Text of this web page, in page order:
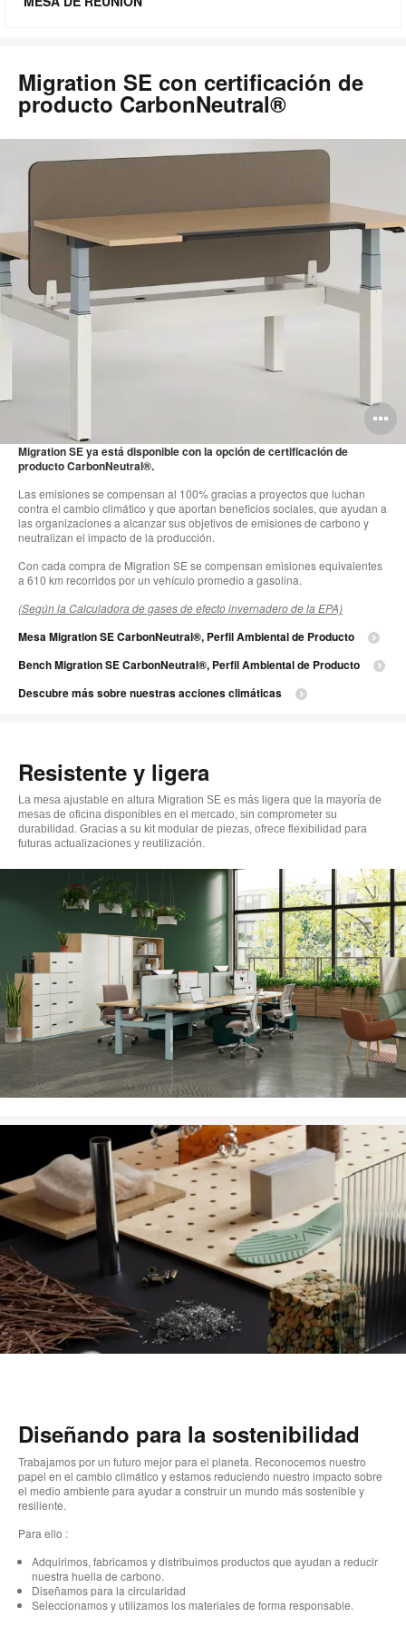
Migration SE con certificación de
producto CarbonNeutral®
Migration SE ya está disponible con la opción de certificación de
producto CarbonNeutral®.
Las emisiones se compensan al 100% gracias a proyectos que luchan
contra el cambio climático y que aportan beneficios sociales, que ayudan a
las organizaciones a alcanzar sus objetivos de emisiones de carbono y
neutralizan el impacto de la producción.
Con cada compra de Migration SE se compensan emisiones equivalentes
a 610 km recorridos por un vehículo promedio a gasolina.
(Según la Calculadora de gases de efecto invernadero de la EPA)
Mesa Migration SE CarbonNeutral®, Perfil Ambiental de Producto
Bench Migration SE CarbonNeutral®, Perfil Ambiental de Producto
Descubre más sobre nuestras acciones climáticas
Resistente y ligera
La mesa ajustable en altura Migration SE es más ligera que la mayoría de
mesas de oficina disponibles en el mercado, sin comprometer su
durabilidad. Gracias a su kit modular de piezas, ofrece flexibilidad para
futuras actualizaciones y reutilización.
Diseñando para la sostenibilidad
Trabajamos por un futuro mejor para el planeta. Reconocemos nuestro
papel en el cambio climático y estamos reduciendo nuestro impacto sobre
el medio ambiente para ayudar a construir un mundo más sostenible y
resiliente.
Para ello :
Adquirimos, fabricamos y distribuimos productos que ayudan a reducir
nuestra huella de carbono.
Diseñamos para la circularidad
Seleccionamos y utilizamos los materiales de forma responsable.